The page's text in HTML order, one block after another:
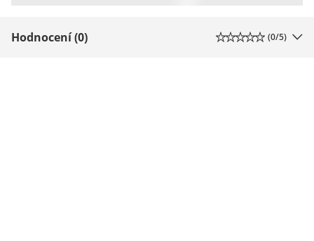
Hodnocení (0) (0/5)